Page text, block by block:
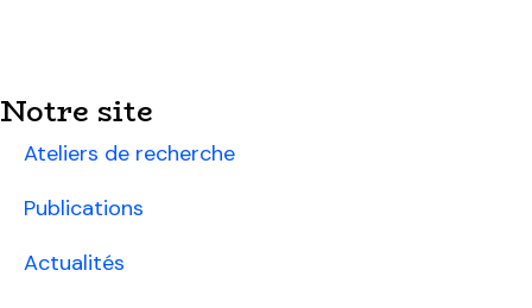
Notre site
Ateliers de recherche
Publications
Actualités